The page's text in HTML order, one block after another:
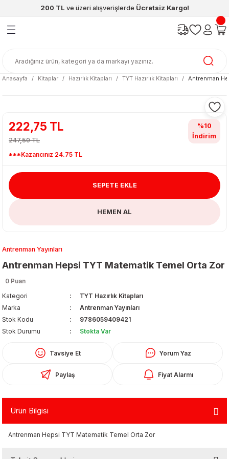
200 TL ve üzeri alışverişlerde Ücretsiz Kargo!
Geri Dön
Geri Dön
& Matara
Geri Dön
Geri Dön
Geri Dön
Geri Dön
Anasayfa
Kitaplar Hazırlık Kitapları TYT Hazırlık Kitapları Antrenman
Antrenman Yayınları
Antrenman Hepsi TYT Matematik Temel Orta Zor
0 Puan
Kategori
TYT Hazırlık Kitapları
Marka
Antrenman Yayınları
Stok Kodu
9786059409421
Stok Durumu
Stokta Var
Tavsiye Et Yorum Yaz
Paylaş Fiyat Alarmı
222,75 TL
247,50 TL
***Kazancınız 24.75 TL
%10
İndirim
SEPETE EKLE
HEMEN AL
Ürün Bilgisi
Antrenman Hepsi TYT Matematik Temel Orta Zor